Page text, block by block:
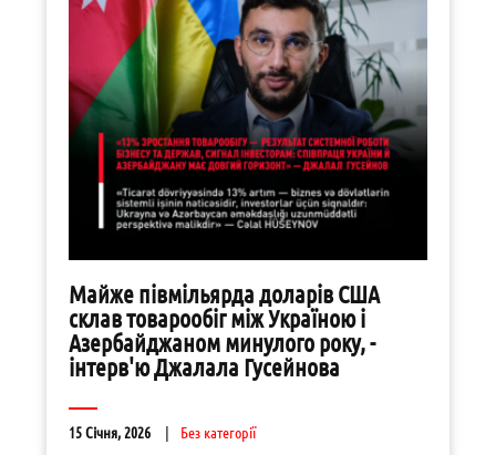
Майже півмільярда доларів США
склав товарообіг між Україною і
Азербайджаном минулого року, -
інтерв'ю Джалала Гусейнова
15 Січня, 2026 Без категорії